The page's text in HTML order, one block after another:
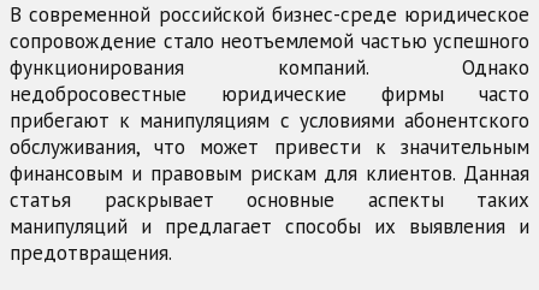
В современной российской бизнес-среде юридическое
сопровождение стало неотъемлемой частью успешного
функционирования компаний. Однако
недобросовестные юридические фирмы часто
прибегают к манипуляциям с условиями абонентского
обслуживания, что может привести к значительным
финансовым и правовым рискам для клиентов. Данная
статья раскрывает основные аспекты таких
манипуляций и предлагает способы их выявления и
предотвращения.